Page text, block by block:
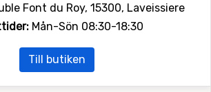
Font du Roy, 15300, Laveissiere
Mån-Sön 08:30-18:30
Till butiken